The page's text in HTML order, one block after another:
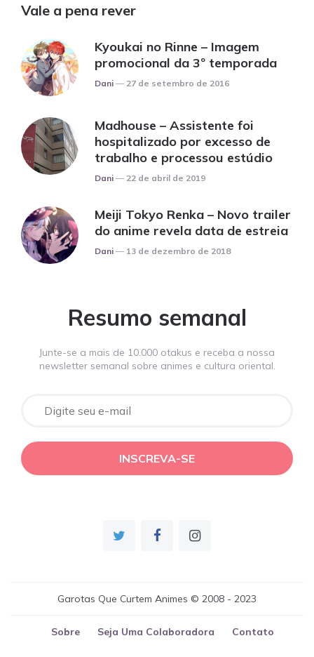
Vale a pena rever
Kyoukai no Rinne – Imagem
promocional da 3º temporada
Posted
Dani 27 de setembro de 2016
Madhouse – Assistente foi
hospitalizado por excesso de
trabalho e processou estúdio
Posted
Dani 22 de abril de 2019
Meiji Tokyo Renka – Novo trailer
do anime revela data de estreia
Posted
Dani 13 de dezembro de 2018
Resumo semanal
Junte-se a mais de 10.000 otakus e receba a nossa
newsletter semanal sobre animes e cultura oriental.
Garotas Que Curtem Animes © 2008 - 2023
Sobre Seja Uma Colaboradora Contato